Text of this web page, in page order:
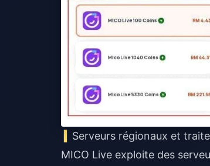
Serveurs régionaux et
MICO Live exploite des